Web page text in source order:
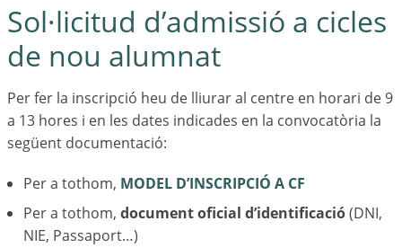
Sol·licitud d’admissió a cicles
de nou alumnat
Per fer la inscripció heu de lliurar al centre en horari de 9
a 13 hores i en les dates indicades en la convocatòria la
següent documentació:
Per a tothom, MODEL D’INSCRIPCIÓ A CF
Per a tothom, document oficial d’identificació(DNI,
NIE, Passaport…)